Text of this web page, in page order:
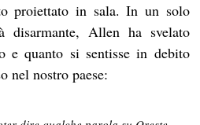
proiettato in sala. In un solo
disarmante, Allen ha svelato
e quanto si sentisse in debito
nel nostro paese: